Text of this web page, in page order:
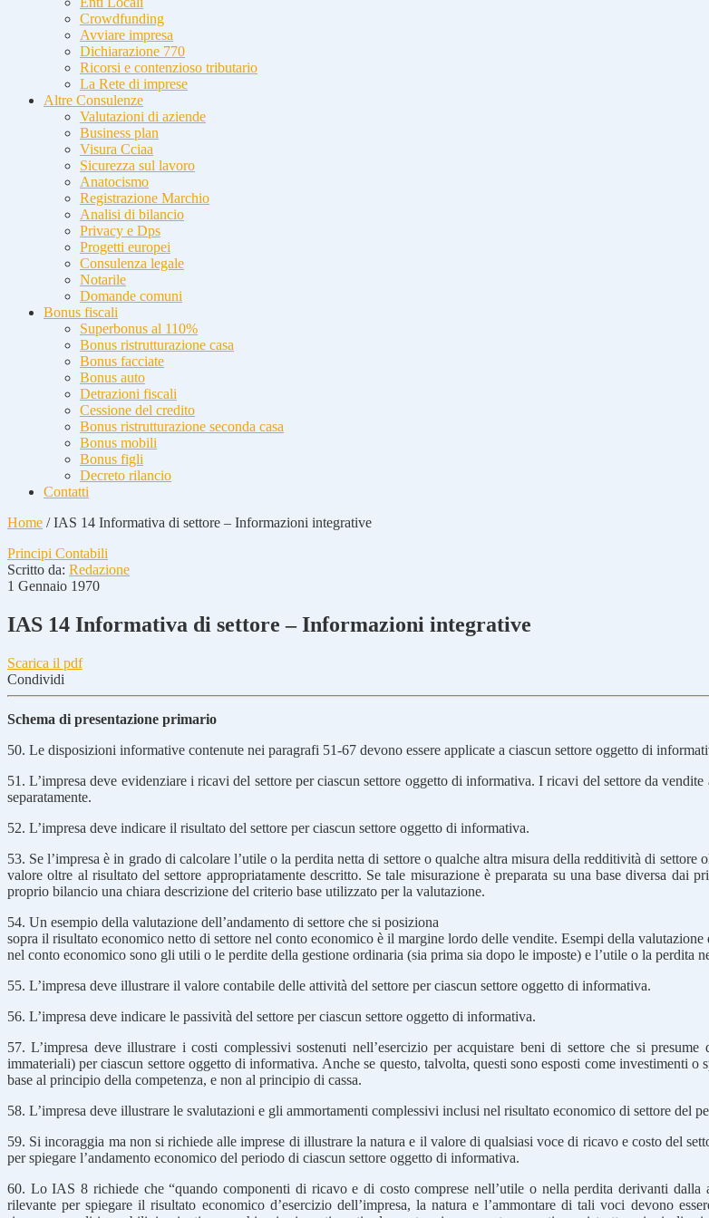
Crowdfunding
Avviare impresa
Dichiarazione 770
Ricorsi e contenzioso tributario
La Rete di imprese
Altre Consulenze
Valutazioni di aziende
Business plan
Visura Cciaa
Sicurezza sul lavoro
Anatocismo
Registrazione Marchio
Analisi di bilancio
Privacy e Dps
Progetti europei
Consulenza legale
Notarile
Domande comuni
Bonus fiscali
Superbonus al 110%
Bonus ristrutturazione casa
Bonus facciate
Bonus auto
Detrazioni fiscali
Cessione del credito
Bonus ristrutturazione seconda casa
Bonus mobili
Bonus figli
Decreto rilancio
Contatti
Home /IAS 14 Informativa di settore – Informazioni integrative
Principi Contabili
Scritto da: Redazione
1 Gennaio 1970
IAS 14 Informativa di settore – Informazioni integrative
Scarica il pdf
Condividi
Schema di presentazione primario
50. Le disposizioni informative contenute nei paragrafi 51-67 devono essere applicate a ciascun settore oggetto di
51. L’impresa deve evidenziare i ricavi del settore per ciascun settore oggetto di informativa. I ricavi del settore da
separatamente.
52. L’impresa deve indicare il risultato del settore per ciascun settore oggetto di informativa.
53. Se l’impresa è in grado di calcolare l’utile o la perdita netta di settore o qualche altra misura della redditività di
valore oltre al risultato del settore appropriatamente descritto. Se tale misurazione è preparata su una base diversa
proprio bilancio una chiara descrizione del criterio base utilizzato per la valutazione.
54. Un esempio della valutazione dell’andamento di settore che si posiziona
sopra il risultato economico netto di settore nel conto economico è il margine lordo delle vendite. Esempi della
nel conto economico sono gli utili o le perdite della gestione ordinaria (sia prima sia dopo le imposte) e l’utile o la perdita
55. L’impresa deve illustrare il valore contabile delle attività del settore per ciascun settore oggetto di informativa.
56. L’impresa deve indicare le passività del settore per ciascun settore oggetto di informativa.
57. L’impresa deve illustrare i costi complessivi sostenuti nell’esercizio per acquistare beni di settore che si
immateriali) per ciascun settore oggetto di informativa. Anche se questo, talvolta, questi sono esposti come investimenti o
base al principio della competenza, e non al principio di cassa.
58. L’impresa deve illustrare le svalutazioni e gli ammortamenti complessivi inclusi nel risultato economico di settore del
59. Si incoraggia ma non si richiede alle imprese di illustrare la natura e il valore di qualsiasi voce di ricavo e costo del
per spiegare l’andamento economico del periodo di ciascun settore oggetto di informativa.
60. Lo IAS 8 richiede che “quando componenti di ricavo e di costo comprese nell’utile o nella perdita derivanti
rilevante per spiegare il risultato economico d’esercizio dell’impresa, la natura e l’ammontare di tali voci devono